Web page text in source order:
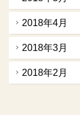
2018年4月
2018年3月
2018年2月